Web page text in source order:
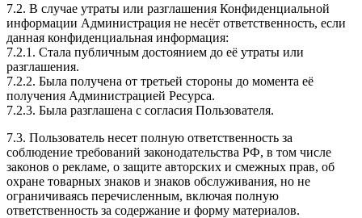
7.2. В случае утраты или разглашения Конфиденциальной
информации Администрация не несёт ответственность, если
данная конфиденциальная информация:
7.2.1. Стала публичным достоянием до её утраты или
разглашения.
7.2.2. Была получена от третьей стороны до момента её
получения Администрацией Ресурса.
7.2.3. Была разглашена с согласия Пользователя.
7.3. Пользователь несет полную ответственность за
соблюдение требований законодательства РФ, в том числе
законов о рекламе, о защите авторских и смежных прав, об
охране товарных знаков и знаков обслуживания, но не
ограничиваясь перечисленным, включая полную
ответственность за содержание и форму материалов.